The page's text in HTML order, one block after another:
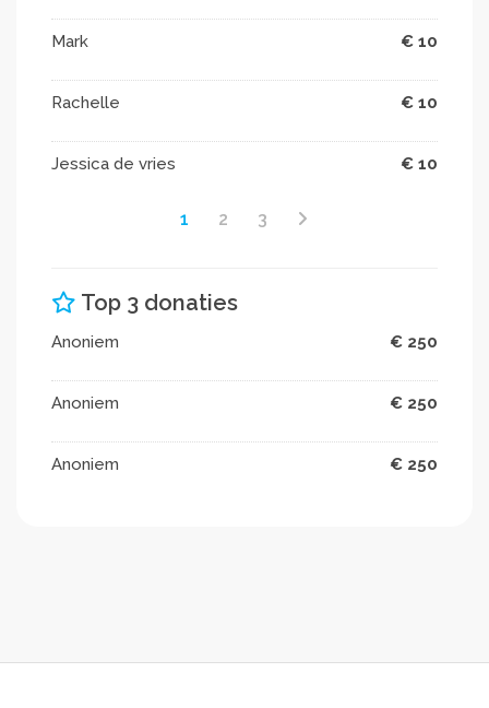
Mark € 10
Rachelle € 10
Jessica de vries € 10
1 2 3
Top 3 donaties
Anoniem € 250
Anoniem € 250
Anoniem € 250